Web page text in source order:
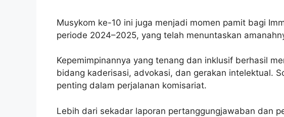
Musykom ke-10 ini juga menjadi momen pamit bagi
periode 2024–2025, yang telah menuntaskan
Kepemimpinannya yang tenang dan inklusif berhasil
bidang kaderisasi, advokasi, dan gerakan intelektual.
penting dalam perjalanan komisariat.
Lebih dari sekadar laporan pertanggungjawaban dan